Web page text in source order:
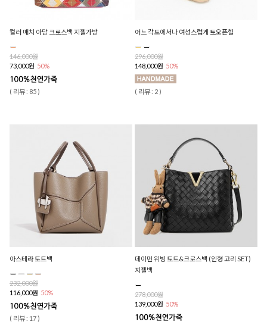
컬러 매치 아담 크로스백 지젤가방
146,000원
73,000원 50%
( 리뷰 : 85 )
어느 각도에서나 여성스럽게 토오픈힐
296,000원
148,000원 50%
( 리뷰 : 2 )
아스테라 토트백
232,000원
116,000원 50%
( 리뷰 : 17 )
데이먼 위빙 토트&크로스백 (인형 고리 SET)
지젤백
278,000원
139,000원 50%